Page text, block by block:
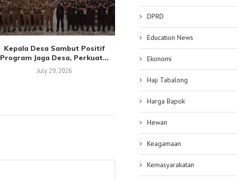
Kepala Desa Sambut Positif
Program Jaga Desa, Perkuat...
July 29, 2026
Desa Warukin Juara I Lomba
Desa Tingkat Provinsi,...
July 25, 2026
DPRD
Education News
Ekonomi
Haji Tabalong
Harga Bapok
Hewan
Keagamaan
Kemasyarakatan